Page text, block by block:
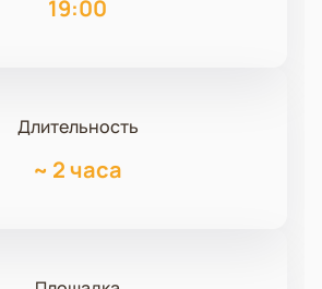
19:00
Длительность
~ 2 часа